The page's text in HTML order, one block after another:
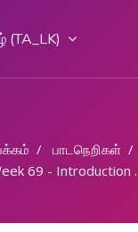
‎(TA_LK)‎
பாடநெறிகள்
69 - Introduction of Hydraulic system